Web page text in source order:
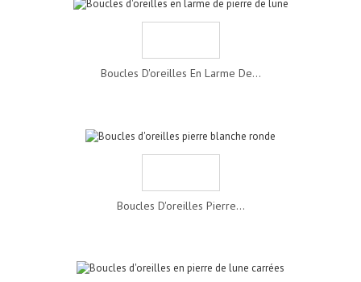
Boucles D'oreilles En Larme De...
Boucles D'oreilles Pierre...